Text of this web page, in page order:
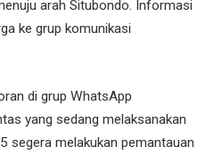
arah Situbondo. Informasi
ke grup komunikasi
di grup WhatsApp
yang sedang melaksanakan
segera melakukan pemantauan